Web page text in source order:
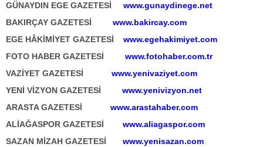
GÜNAYDIN EGE GAZETESİ
www.gunaydinege.net
BAKIRÇAY GAZETESİ www.bakircay.com
EGE HÂKİMİYET GAZETESİ
www.egehakimiyet.com
FOTO HABER GAZETESİ
www.fotohaber.com.tr
VAZİYET GAZETESİ www.yenivaziyet.com
YENİ VİZYON GAZETESİ
www.yenivizyon.net
ARASTA GAZETESİ www.arastahaber.com
ALİAĞASPOR GAZETESİ
www.aliagaspor.com
SAZAN MİZAH GAZETESİ
www.yenisazan.com